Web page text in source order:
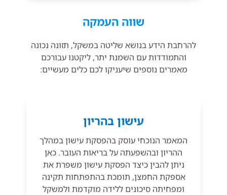
שווה העמקה
להרחבת הידע בנושא שליטה במשקל, תזונה נכונה
והתמודדות עם השמנת יתר, ליקטנו עבורכם
מאמרים נוספים שיעניקו לכם כלים מעשיים:
עישון בהריון
המאמר הנוכחי עוסק בהפסקת עישון במהלך
ההריון ובהשפעתה על בריאות העובר. כאן
ניתן להבין כיצד הפסקת עישון משפרת את
אספקת החמצן, תומכת בהתפתחות תקינה
ומפחיתה סיכונים ללידה מוקדמת ולמשקל